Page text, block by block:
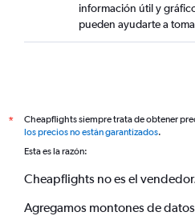
información útil y
pueden ayudarte a
*
Cheapflights siempre trata de obtener
los precios no están garantizados.
Esta es la razón:
Cheapflights no es el
Agregamos montones de